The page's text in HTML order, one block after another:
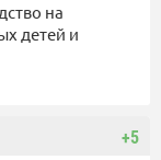
на
детей и
+5